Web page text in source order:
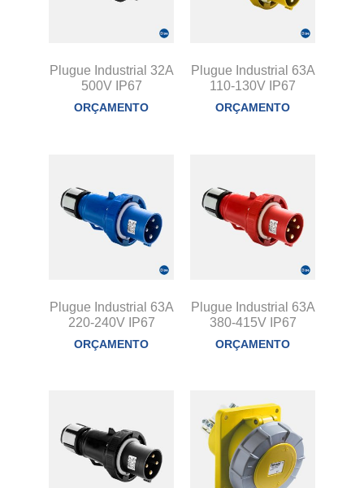
Plugue Industrial 32A
500V IP67
ORÇAMENTO
Plugue Industrial 63A
110-130V IP67
ORÇAMENTO
Plugue Industrial 63A
220-240V IP67
ORÇAMENTO
Plugue Industrial 63A
380-415V IP67
ORÇAMENTO